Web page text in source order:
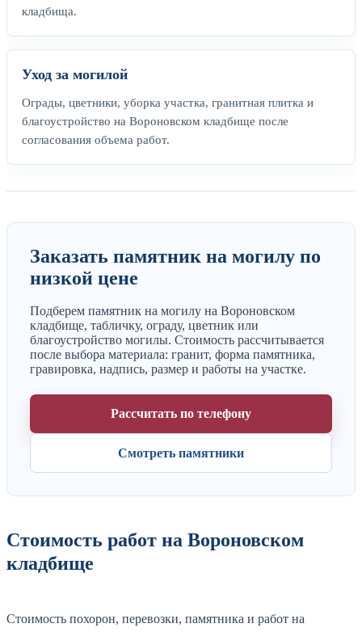
кладбища.
Уход за могилой
Ограды, цветники, уборка участка, гранитная плитка и
благоустройство на Вороновском кладбище после
согласования объема работ.
Заказать памятник на могилу по
низкой цене
Подберем памятник на могилу на Вороновском
кладбище, табличку, ограду, цветник или
благоустройство могилы. Стоимость рассчитывается
после выбора материала: гранит, форма памятника,
гравировка, надпись, размер и работы на участке.
Рассчитать по телефону
Смотреть памятники
Стоимость работ на Вороновском
кладбище
Стоимость похорон, перевозки, памятника и работ на